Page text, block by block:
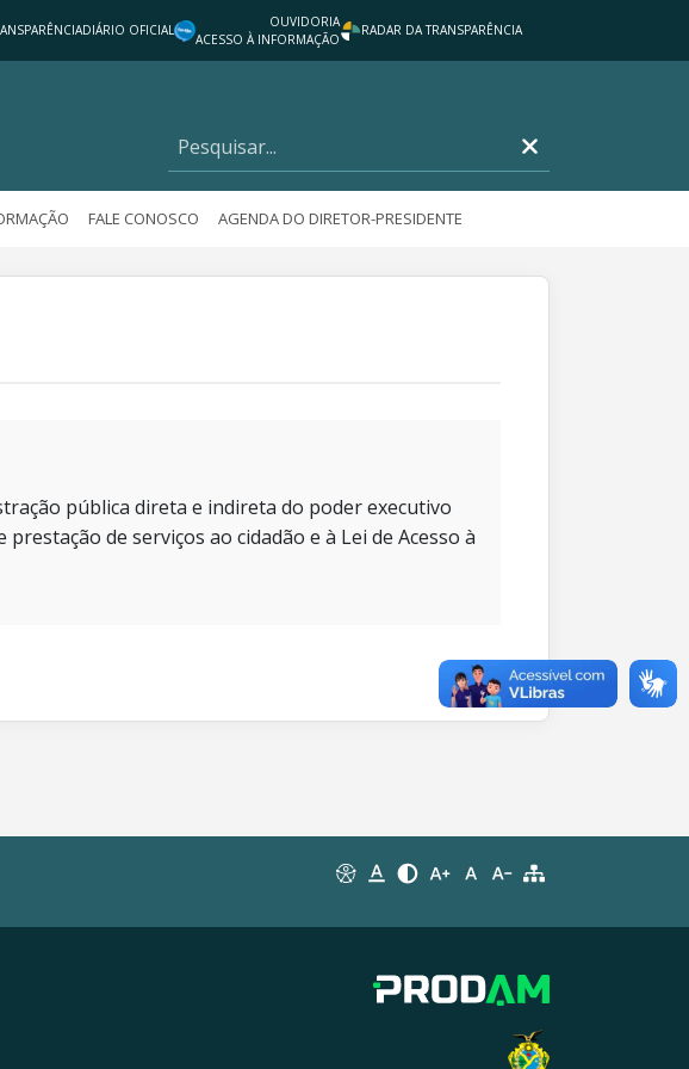
DIÁRIO OFICIAL
OUVIDORIA
ACESSO À INFORMAÇÃO
RADAR DA TRANSPARÊNCIA
FALE CONOSCO AGENDA DO DIRETOR-PRESIDENTE
pública direta e indireta do poder executivo
de serviços ao cidadão e à Lei de Acesso à